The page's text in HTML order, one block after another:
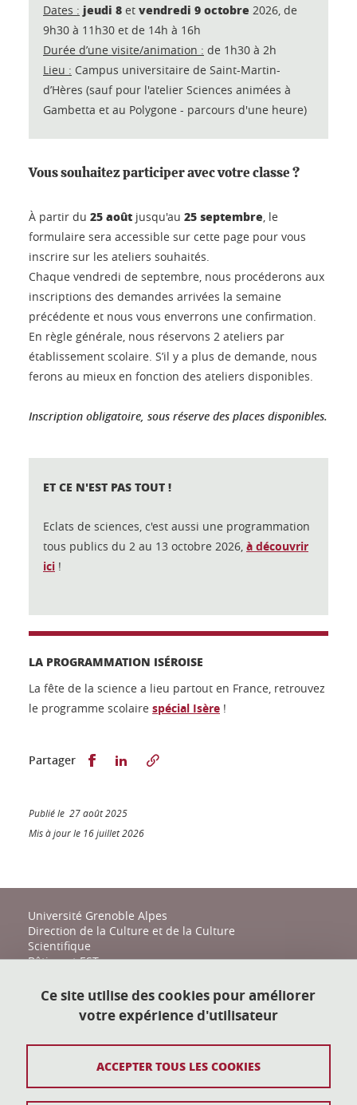
Dates : jeudi 8 et vendredi 9 octobre 2026, de
9h30 à 11h30 et de 14h à 16h
Durée d’une visite/animation : de 1h30 à 2h
Lieu : Campus universitaire de Saint-Martin-
d’Hères (sauf pour l'atelier Sciences animées à
Gambetta et au Polygone - parcours d'une heure)
Vous souhaitez participer avec votre classe ?
À partir du 25 août jusqu'au 25 septembre , le
formulaire sera accessible sur cette page pour vous
inscrire sur les ateliers souhaités.
Chaque vendredi de septembre, nous procéderons aux
inscriptions des demandes arrivées la semaine
précédente et nous vous enverrons une confirmation.
En règle générale, nous réservons 2 ateliers par
établissement scolaire. S’il y a plus de demande, nous
ferons au mieux en fonction des ateliers disponibles.
Inscription obligatoire, sous réserve des places disponibles.
ET CE N'EST PAS TOUT !
Eclats de sciences, c'est aussi une programmation
tous publics du 2 au 13 octobre 2026, à découvrir
ici !
LA PROGRAMMATION ISÉROISE
La fête de la science a lieu partout en France, retrouvez
le programme scolaire spécial Isère !
Partager Partager sur Facebook
Partager sur LinkedIn
Publié le 27 août 2025
Mis à jour le 16 juillet 2026
Université Grenoble Alpes
Direction de la Culture et de la Culture
Scientifique
Bâtiment EST
38400 Saint-Martin-d'Hères
action-culturelle@univ-grenoble-alpes.fr
Plan du site
Ce site utilise des cookies pour améliorer
votre expérience d'utilisateur
ACCEPTER TOUS LES COOKIES